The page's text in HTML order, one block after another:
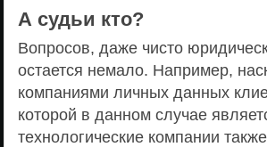
А судьи кто?
Вопросов, даже чисто
остается немало. Например,
компаниями личных данных
которой в данном случае
технологические компании